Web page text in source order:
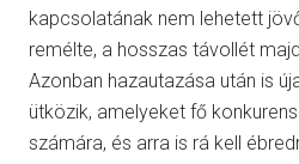
kapcsolatának nem lehetett
remélte, a hosszas távollét
Azonban hazautazása után is
ütközik, amelyeket fő
számára, és arra is rá kell